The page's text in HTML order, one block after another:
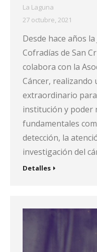
La Laguna
27 octubre, 2021
Desde hace años
Cofradías de San
colabora con la
Cáncer, realizando
extraordinario
institución y poder
fundamentales
detección, la
investigación del
Detalles